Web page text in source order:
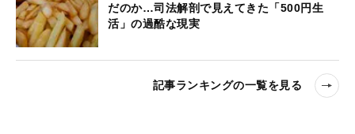
だのか…司法解剖で見えてきた「500円生
活」の過酷な現実
記事ランキングの一覧を見る